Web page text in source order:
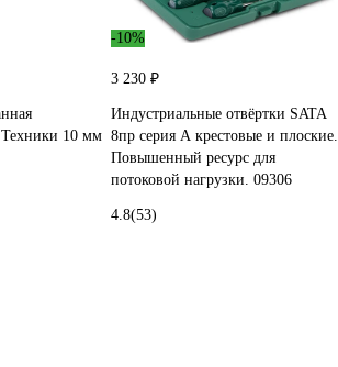
10 мм
-10%
3 230 ₽
Индустриальные отвёртки SATA
8пр серия А крестовые и плоские.
Повышенный ресурс для
потоковой нагрузки. 09306
4.8(53)